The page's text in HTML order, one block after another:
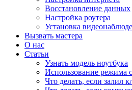
Восстановление данных
Настройка роутера
Установка
Вызвать мастера
О нас
Статьи
Узнать модель ноутбука
Использование режима
Что делать, если залил